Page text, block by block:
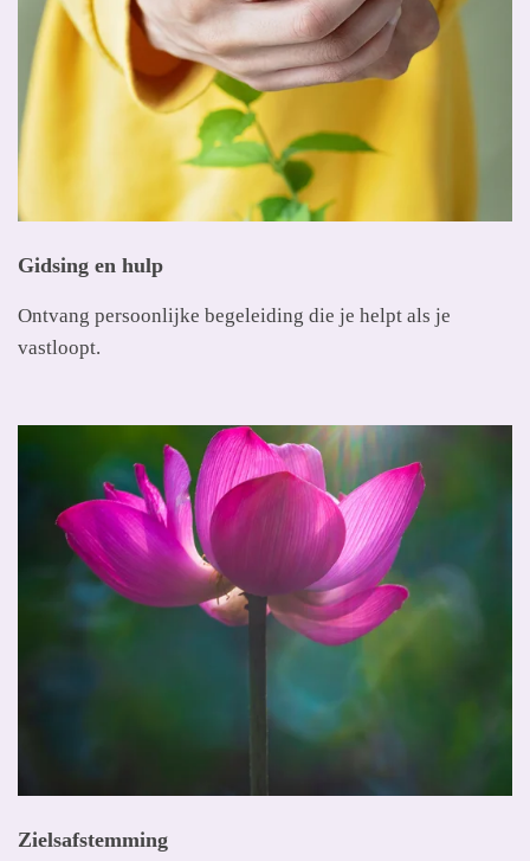
Gidsing en hulp
Ontvang persoonlijke begeleiding die je helpt als je
vastloopt.
Zielsafstemming